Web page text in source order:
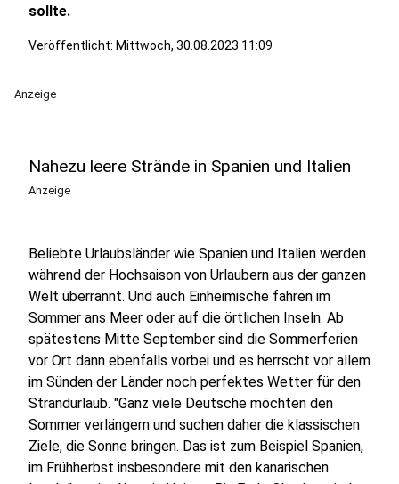
sollte.
Veröffentlicht: Mittwoch, 30.08.2023 11:09
Anzeige
Nahezu leere Strände in Spanien und Italien
Anzeige
Beliebte Urlaubsländer wie Spanien und Italien werden
während der Hochsaison von Urlaubern aus der ganzen
Welt überrannt. Und auch Einheimische fahren im
Sommer ans Meer oder auf die örtlichen Inseln. Ab
spätestens Mitte September sind die Sommerferien
vor Ort dann ebenfalls vorbei und es herrscht vor allem
im Sünden der Länder noch perfektes Wetter für den
Strandurlaub. "Ganz viele Deutsche möchten den
Sommer verlängern und suchen daher die klassischen
Ziele, die Sonne bringen. Das ist zum Beispiel Spanien,
im Frühherbst insbesondere mit den kanarischen